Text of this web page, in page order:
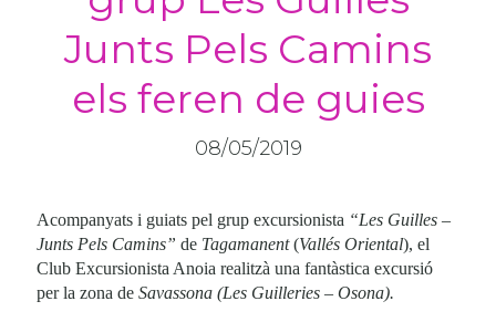
Junts Pels Camins
els feren de guies
08/05/2019
Acompanyats i guiats pel grup excursionista “Les Guilles –
Junts Pels Camins” de Tagamanent(Vallés Oriental), el
Club Excursionista Anoia realitzà una fantàstica excursió
per la zona deSavassona (Les Guilleries – Osona).